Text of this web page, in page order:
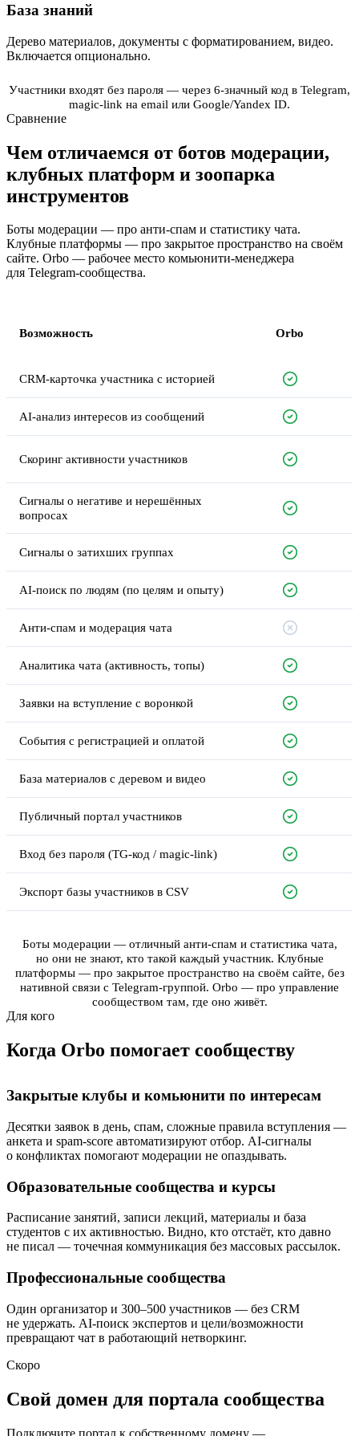
База знаний
Дерево материалов, документы с форматированием, видео.
Включается опционально.
Участники входят без пароля — через 6-значный код в Telegram,
magic-link на email или Google/Yandex ID.
Сравнение
Чем отличаемся от ботов модерации,
клубных платформ и зоопарка
инструментов
Боты модерации — про анти-спам и статистику чата.
Клубные платформы — про закрытое пространство на своём
сайте. Orbo — рабочее место комьюнити-менеджера
для Telegram-сообщества.
Возможность Orbo
CRM-карточка участника с историей
AI-анализ интересов из сообщений
Скоринг активности участников
Сигналы о негативе и нерешённых
вопросах
Сигналы о затихших группах
AI-поиск по людям (по целям и опыту)
Анти-спам и модерация чата
Аналитика чата (активность, топы)
Заявки на вступление с воронкой
События с регистрацией и оплатой
База материалов с деревом и видео
Публичный портал участников
Вход без пароля (TG-код / magic-link)
Экспорт базы участников в CSV
Боты модерации — отличный анти-спам и статистика чата,
но они не знают, кто такой каждый участник. Клубные
платформы — про закрытое пространство на своём сайте, без
нативной связи с Telegram-группой. Orbo — про управление
сообществом там, где оно живёт.
Для кого
Когда Orbo помогает сообществу
Закрытые клубы и комьюнити по интересам
Десятки заявок в день, спам, сложные правила вступления —
анкета и spam-score автоматизируют отбор. AI-сигналы
о конфликтах помогают модерации не опаздывать.
Образовательные сообщества и курсы
Расписание занятий, записи лекций, материалы и база
студентов с их активностью. Видно, кто отстаёт, кто давно
не писал — точечная коммуникация без массовых рассылок.
Профессиональные сообщества
Один организатор и 300–500 участников — без CRM
не удержать. AI-поиск экспертов и цели/возможности
превращают чат в работающий нетворкинг.
Скоро
Свой домен для портала сообщества
Подключите портал к собственному домену —